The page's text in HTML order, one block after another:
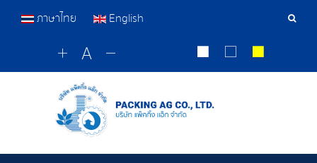
ภาษาไทย English